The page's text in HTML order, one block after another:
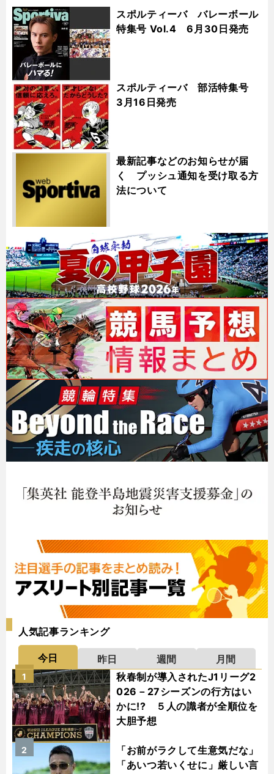
スポルティーバ バレーボール
特集号 Vol.4 6月30日発売
スポルティーバ 部活特集号
3月16日発売
最新記事などのお知らせが届
く プッシュ通知を受け取る方
法について
人気記事ランキング
今日 昨日 週間
月間
秋春制が導入されたJ1リーグ2
026－27シーズンの行方はい
かに!? ５人の識者が全順位を
大胆予想
1
「お前がラクして生意気だな」
「あいつ若いくせに」厳しい言
2